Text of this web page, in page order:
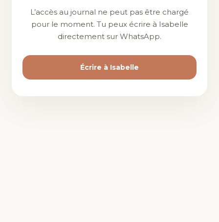
L’accès au journal ne peut pas être chargé
pour le moment. Tu peux écrire à Isabelle
directement sur WhatsApp.
Écrire à Isabelle